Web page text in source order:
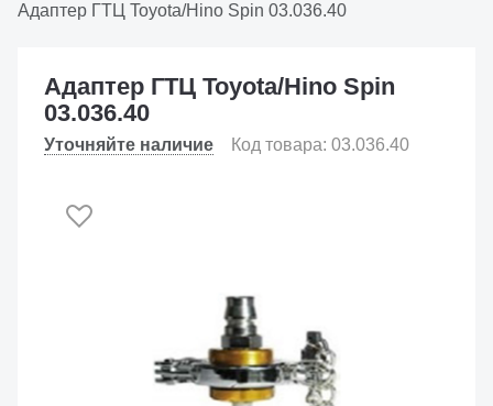
Адаптер ГТЦ Toyota/Hino Spin 03.036.40
Адаптер ГТЦ Toyota/Hino Spin
03.036.40
Уточняйте наличие Код товара: 03.036.40